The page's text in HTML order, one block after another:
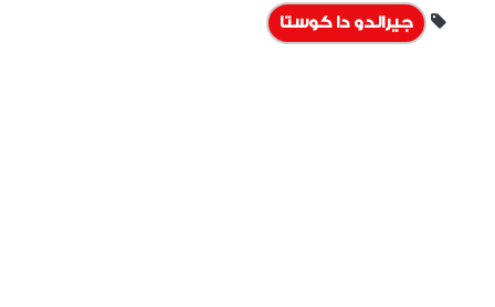
جيرالدو دا كوستا